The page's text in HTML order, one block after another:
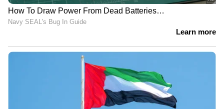
വരെ കൂടും! ഓൺലൈൻ
ഭക്ഷണം വാങ്ങുന്നത് ഇനി
സാധാരണക്കാർക്ക്
പറക്കാന്‍ പ്ലാനുണ്ടോ?
വലിയ മാറ്റം വരുന്നു; ഫ്രീ
പകുതിയായി കുറക്കും,
സഞ്ചാരികള്‍ക്ക് തിരിച്ചടി